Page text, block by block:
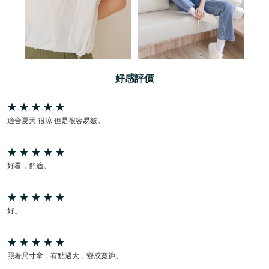
好感評價
適合夏天 很涼 但是很容易皺。
好看，舒適。
好。
照著尺寸拿，有點過大，變成寬褲。